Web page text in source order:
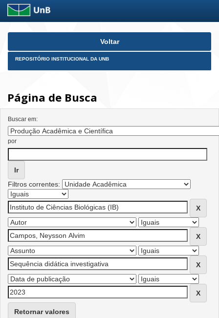
Skip
Voltar
REPOSITÓRIO INSTITUCIONAL DA UNB
Página de Busca
Buscar em:
por
Filtros correntes:
Retornar valores